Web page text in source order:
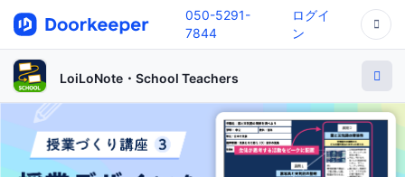
050-5291-
7844
ログイ
ン
LoiLoNote・School Teachers